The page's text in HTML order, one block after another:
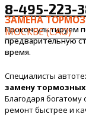
8-495-223-
Проконсультируем
предварительную
время.
ЗАМЕНА
МОСКВЕ (САО)
Специалисты
замену
Благодаря
ремонт быстрее и